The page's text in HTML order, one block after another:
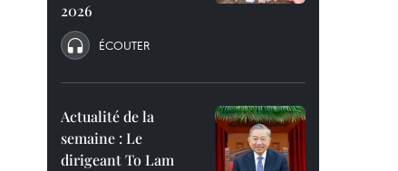
2026
ÉCOUTER
Actualité de la
semaine : Le
dirigeant To Lam